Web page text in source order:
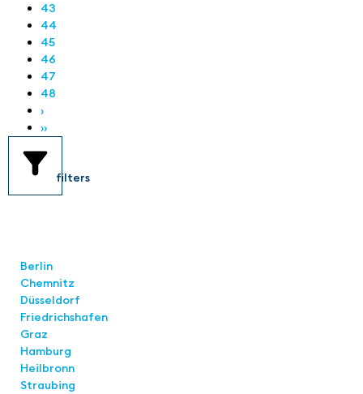
43
44
45
46
47
48
›
››
filters
Berlin
Chemnitz
Düsseldorf
Friedrichshafen
Graz
Hamburg
Heilbronn
Straubing